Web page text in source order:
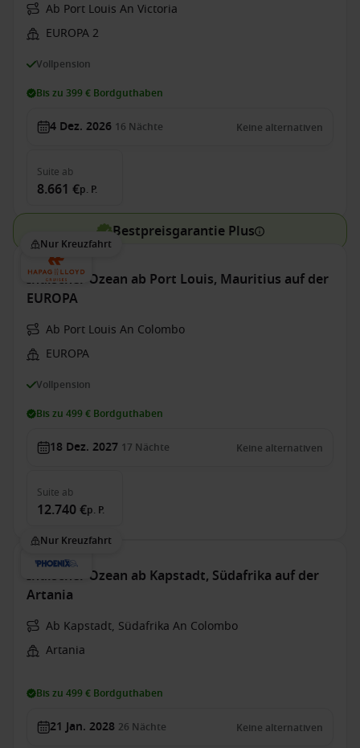
Ab Port Louis An Victoria
EUROPA 2
Vollpension
Bis zu 399 € Bordguthaben
4 Dez. 2026 16 Nächte Keine alternativen
Suite ab
8.661 €p. P.
Bestpreisgarantie Plus
Nur Kreuzfahrt
Indischer Ozean ab Port Louis, Mauritius auf der
EUROPA
Ab Port Louis An Colombo
EUROPA
Vollpension
Bis zu 499 € Bordguthaben
18 Dez. 2027 17 Nächte Keine alternativen
Suite ab
12.740 €p. P.
Nur Kreuzfahrt
Indischer Ozean ab Kapstadt, Südafrika auf der
Artania
Ab Kapstadt, Südafrika An Colombo
Artania
Bis zu 499 € Bordguthaben
21 Jan. 2028 26 Nächte Keine alternativen